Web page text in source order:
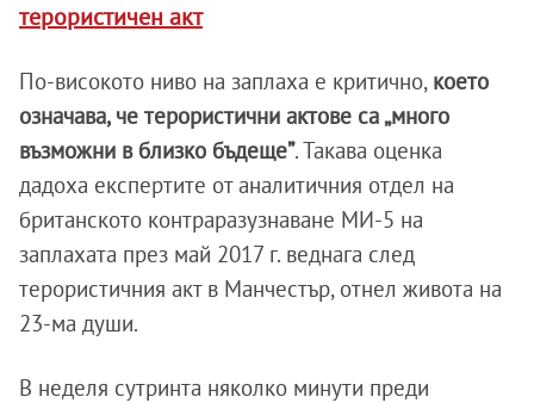
терористичен акт
По-високото ниво на заплаха е критично, което
означава, че терористични актове са „много
възможни в близко бъдеще”. Такава оценка
дадоха експертите от аналитичния отдел на
британското контраразузнаване МИ-5 на
заплахата през май 2017 г. веднага след
терористичния акт в Манчестър, отнел живота на
23-ма души.
В неделя сутринта няколко минути преди